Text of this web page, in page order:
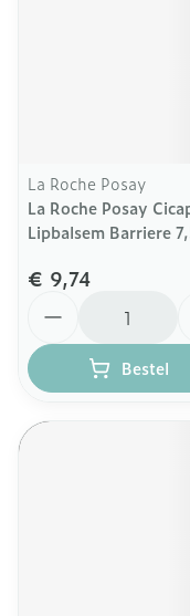
La Roche Posay
La Roche Posay
Lipbalsem Barriere
€ 9,74
Bestel